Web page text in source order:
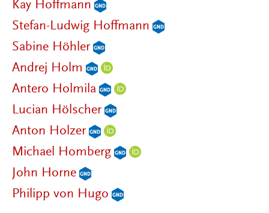
Kay Hoffmann
Stefan-Ludwig Hoffmann
Sabine Höhler
Andrej Holm
Antero Holmila
Lucian Hölscher
Anton Holzer
Michael Homberg
John Horne
Philipp von Hugo